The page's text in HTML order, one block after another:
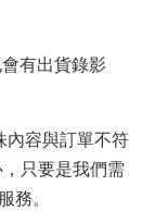
有出貨錄影
容與訂單不符
只要是我們需
務。